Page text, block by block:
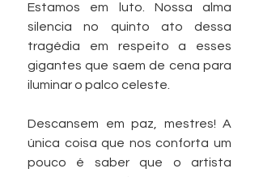
Estamos em luto. Nossa alma
silencia no quinto ato dessa
tragédia em respeito a esses
gigantes que saem de cena para
iluminar o palco celeste.
Descansem em paz, mestres! A
única coisa que nos conforta um
pouco é saber que o artista